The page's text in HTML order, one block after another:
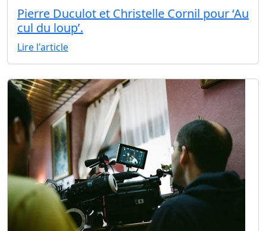
Pierre Duculot et Christelle Cornil pour ‘Au
cul du loup’.
Lire l'article